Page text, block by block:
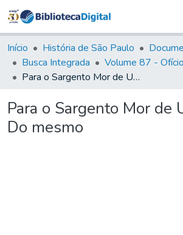
&
Coleções
Tudo na
Biblioteca
Estatísticas
Início História de São Paulo
Busca Integrada
Para o Sargento Mor de Ubatuba- Do mesmo
Para o Sargento Mor de
Do mesmo